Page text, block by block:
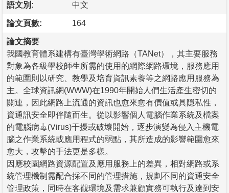
語文別: 中文
論文頁數: 164
論文摘要
我國教育體系建構有臺灣學術網路（TANet），其主要服務
對象為各級學校師生所需的使用的網際網路環境，服務應用
的範圍則以研究、教學及培育資訊素養等之網路應用服務為
主。全球資訊網(WWW)在1990年開始人們生活產生密切的
關連，因此網路上流通的資訊也愈來愈有價值或具隱私性，
資通訊安全即伴隨而生。從以影響個人電腦作業系統及檔案
的電腦病毒(Virus)干擾或破壞開始，逐步演變為侵入主機電
腦之作業系統或應用程式的弱點，其所造成的影響範圍愈來
愈大，攻擊的手法更是多樣。
因應校園網路資源配置及應用服務上的差異，相對網路或系
統管理機制需配合採不同的管理措施，規劃不同的資通安全
管理政策，同時在客觀環境及需求兼顧實務可執行及達到安